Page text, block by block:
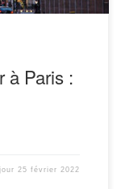
à Paris :
25 février 2022